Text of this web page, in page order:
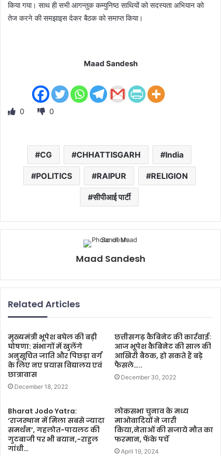
किया गया। साथ ही सभी आगन्तुक कम्युनिष्ठ साथियों को सदस्यता अभियान को
तेज करने की समझाइस देकर बैठक को समाप्त किया।
Maad Sandesh
0 0
CG CHHATTISGARH India
POLITICS RAIPUR RELIGION
सीपीआई पार्टी
Maad Sandesh
Related Articles
मुख्यमंत्री भूपेश बघेल की बड़ी
घोषणा: संभागों में खुलेंगे
अनुसूचित जाति और पिछड़ा वर्ग
के लिए नए प्रयास विद्यालय एवं
छात्रावास
December 18, 2022
छत्तीसगढ़ कैबिनेट की कार्रवाई:
आज भूपेश कैबिनेट की साल की
आखिरी बैठक, हो सकते हैं बड़े
फैसले…..
December 30, 2022
Bharat Jodo Yatra:
‘राजस्थान में मिला सबसे ज्यादा
समर्थन’, गहलोत-पायलट की
गुटबाजी पर भी बयान,-राहुल
गांधी…
लोकसभा चुनाव के मध्य
माओवादियों ने जारी
किया,नेताओं की सजाये मौत का
फरमान, फेंके पर्चे
April 19, 2024